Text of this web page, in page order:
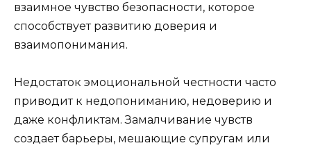
взаимное чувство безопасности, которое
способствует развитию доверия и
взаимопонимания.
Недостаток эмоциональной честности часто
приводит к недопониманию, недоверию и
даже конфликтам. Замалчивание чувств
создает барьеры, мешающие супругам или